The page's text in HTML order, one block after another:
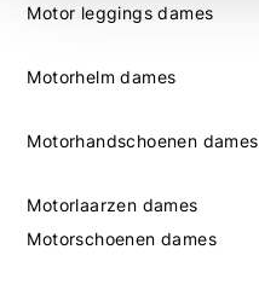
Motor leggings dames
Motorhelm dames
Motorhandschoenen dames
Motorlaarzen dames
Motorschoenen dames